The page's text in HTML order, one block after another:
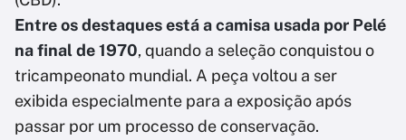
Entre os destaques está a camisa usada por Pelé
na final de 1970, quando a seleção conquistou o
tricampeonato mundial. A peça voltou a ser
exibida especialmente para a exposição após
passar por um processo de conservação.